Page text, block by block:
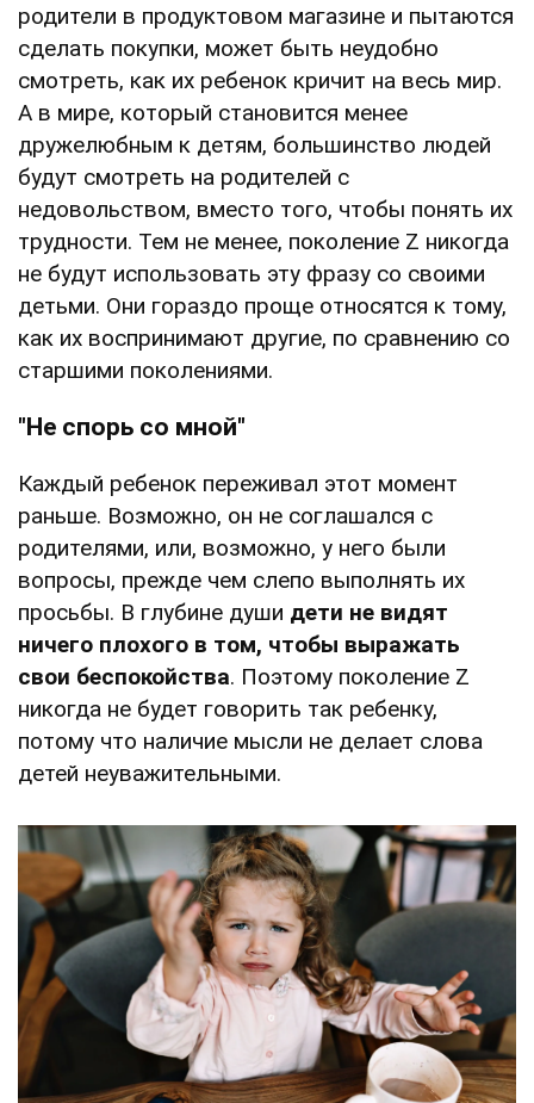
родители в продуктовом магазине и пытаются
сделать покупки, может быть неудобно
смотреть, как их ребенок кричит на весь мир.
А в мире, который становится менее
дружелюбным к детям, большинство людей
будут смотреть на родителей с
недовольством, вместо того, чтобы понять их
трудности. Тем не менее, поколение Z никогда
не будут использовать эту фразу со своими
детьми. Они гораздо проще относятся к тому,
как их воспринимают другие, по сравнению со
старшими поколениями.
"Не спорь со мной"
Каждый ребенок переживал этот момент
раньше. Возможно, он не соглашался с
родителями, или, возможно, у него были
вопросы, прежде чем слепо выполнять их
просьбы. В глубине души дети не видят
ничего плохого в том, чтобы выражать
свои беспокойства. Поэтому поколение Z
никогда не будет говорить так ребенку,
потому что наличие мысли не делает слова
детей неуважительными.